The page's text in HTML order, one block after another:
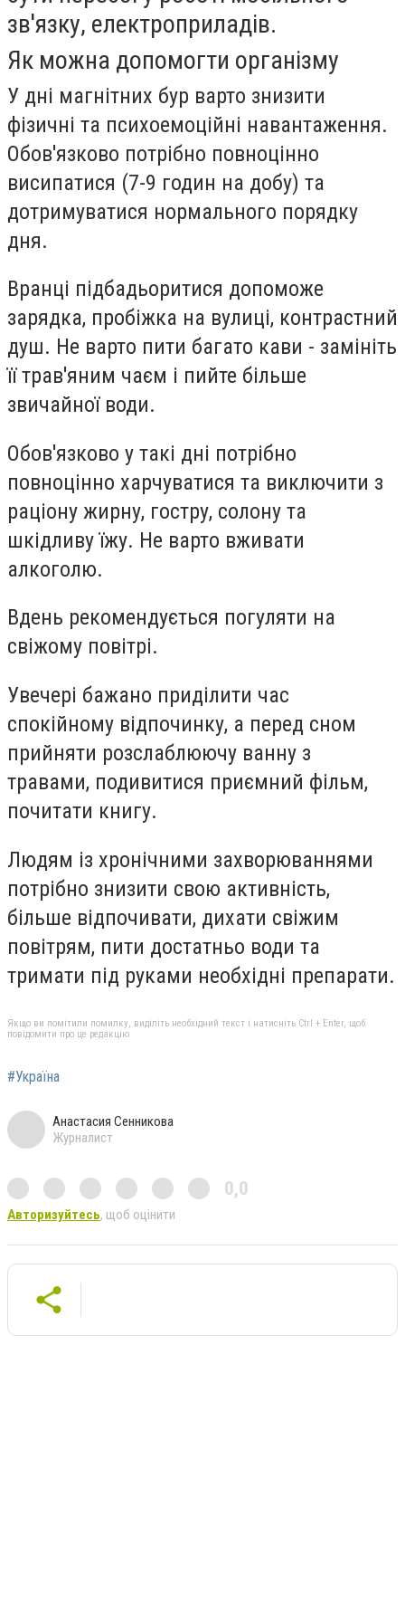
зв'язку, електроприладів.
Як можна допомогти організму
У дні магнітних бур варто знизити
фізичні та психоемоційні навантаження.
Обов'язково потрібно повноцінно
висипатися (7-9 годин на добу) та
дотримуватися нормального порядку
дня.
Вранці підбадьоритися допоможе
зарядка, пробіжка на вулиці, контрастний
душ. Не варто пити багато кави - замініть
її трав'яним чаєм і пийте більше
звичайної води.
Обов'язково у такі дні потрібно
повноцінно харчуватися та виключити з
раціону жирну, гостру, солону та
шкідливу їжу. Не варто вживати
алкоголю.
Вдень рекомендується погуляти на
свіжому повітрі.
Увечері бажано приділити час
спокійному відпочинку, а перед сном
прийняти розслаблюючу ванну з
травами, подивитися приємний фільм,
почитати книгу.
Людям із хронічними захворюваннями
потрібно знизити свою активність,
більше відпочивати, дихати свіжим
повітрям, пити достатньо води та
тримати під руками необхідні препарати.
Якщо ви помітили помилку, виділіть необхідний текст і натисніть Ctrl + Enter, щоб
повідомити про це редакцію
#Україна
Анастасия Сенникова
Журналист
0,0
Авторизуйтесь, щоб оцінити